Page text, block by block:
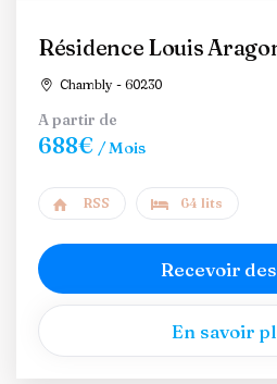
Résidence Louis
Chambly - 60230
A partir de
688€ / Mois
RSS 64 lits
Recevoir
En savoir